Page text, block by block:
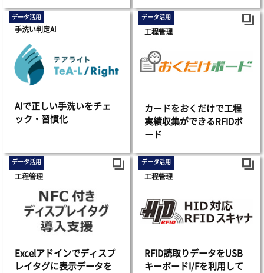
データ活用
手洗い判定AI
AIで正しい手洗いをチェ
ック・習慣化
データ活用
工程管理
カードをおくだけで工程
実績収集ができるRFIDボ
ード
データ活用
工程管理
Excelアドインでディスプ
レイタグに表示データを
データ活用
工程管理
RFID読取りデータをUSB
キーボードI/Fを利用して